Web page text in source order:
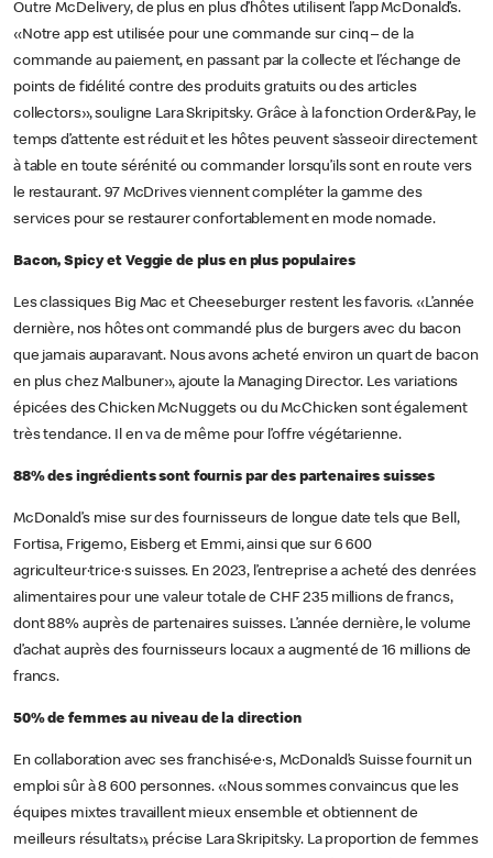
Outre McDelivery, de plus en plus d’hôtes utilisent l’app McDonald’s.
«Notre app est utilisée pour une commande sur cinq – de la
commande au paiement, en passant par la collecte et l’échange de
points de fidélité contre des produits gratuits ou des articles
collectors», souligne Lara Skripitsky. Grâce à la fonction Order&Pay, le
temps d’attente est réduit et les hôtes peuvent s’asseoir directement
à table en toute sérénité ou commander lorsqu’ils sont en route vers
le restaurant. 97 McDrives viennent compléter la gamme des
services pour se restaurer confortablement en mode nomade.
Bacon, Spicy et Veggie de plus en plus populaires
Les classiques Big Mac et Cheeseburger restent les favoris. «L’année
dernière, nos hôtes ont commandé plus de burgers avec du bacon
que jamais auparavant. Nous avons acheté environ un quart de bacon
en plus chez Malbuner», ajoute la Managing Director. Les variations
épicées des Chicken McNuggets ou du McChicken sont également
très tendance. Il en va de même pour l’offre végétarienne.
88% des ingrédients sont fournis par des partenaires suisses
McDonald’s mise sur des fournisseurs de longue date tels que Bell,
Fortisa, Frigemo, Eisberg et Emmi, ainsi que sur 6 600
agriculteur·trice·s suisses. En 2023, l’entreprise a acheté des denrées
alimentaires pour une valeur totale de CHF 235 millions de francs,
dont 88% auprès de partenaires suisses. L’année dernière, le volume
d’achat auprès des fournisseurs locaux a augmenté de 16 millions de
francs.
50% de femmes au niveau de la direction
En collaboration avec ses franchisé·e·s, McDonald’s Suisse fournit un
emploi sûr à 8 600 personnes. «Nous sommes convaincus que les
équipes mixtes travaillent mieux ensemble et obtiennent de
meilleurs résultats», précise Lara Skripitsky. La proportion de femmes